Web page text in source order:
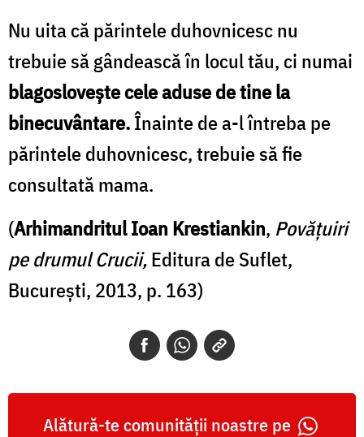
Nu uita că părintele duhovnicesc nu
trebuie să gândească în locul tău, ci numai
blagosloveşte cele aduse de tine la
binecuvântare.Înainte de a-l întreba pe
părintele duhovnicesc, trebuie să fie
consultată mama.
(Arhimandritul Ioan Krestiankin, Povăţuiri
pe drumul Crucii,Editura de Suflet,
Bucureşti, 2013, p. 163)
Alătură-te comunității noastre pe